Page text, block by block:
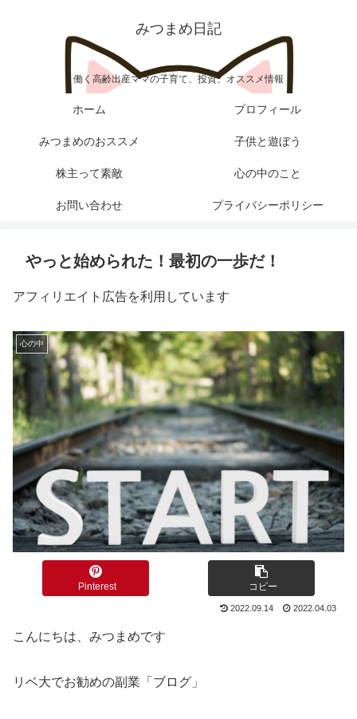
みつまめ日記
働く高齢出産ママの子育て、投資、オススメ情報
ホーム プロフィール
みつまめのおススメ 子供と遊ぼう
株主って素敵 心の中のこと
お問い合わせ プライバシーポリシー
やっと始められた！最初の一歩だ！
アフィリエイト広告を利用しています
心の中
Pinterest コピー
2022.09.14 2022.04.03
こんにちは、みつまめです
リベ大でお勧めの副業「ブログ」